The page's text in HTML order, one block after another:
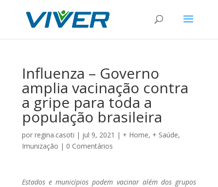
Influenza – Governo
amplia vacinação contra
a gripe para toda a
população brasileira
por regina.casoti | jul 9, 2021 | + Home, + Saúde,
Imunização | 0 Comentários
Estados e municípios podem vacinar além dos grupos